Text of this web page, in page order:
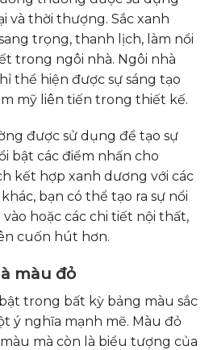
và thời thượng. Sắc xanh
trọng, thanh lịch, làm nổi
trong ngôi nhà. Ngôi nhà
thể hiện được sự sáng tạo
mỹ liên tiến trong thiết kế.
được sử dụng để tạo sự
bật các điểm nhấn cho
kết hợp xanh dương với các
bạn có thể tạo ra sự nổi
vào hoặc các chi tiết nội thất,
cuốn hút hơn.
màu đỏ
trong bất kỳ bảng màu sắc
ý nghĩa mạnh mẽ. Màu đỏ
mà còn là biểu tượng của